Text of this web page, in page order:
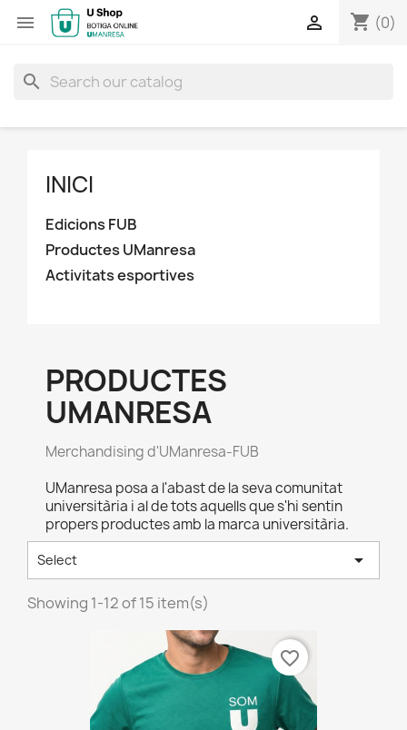
 shopping_cart (0)

search
INICI
Edicions FUB
Productes UManresa
Activitats esportives
PRODUCTES
UMANRESA
Merchandising d'UManresa-FUB
UManresa posa a l'abast de la seva comunitat
universitària i al de tots aquells que s'hi sentin
propers productes amb la marca universitària.
Select 
Showing 1-12 of 15 item(s)
favorite_border